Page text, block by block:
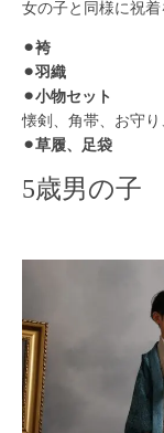
女の子と同様に祝
⚫︎袴
⚫︎羽織
⚫︎小物セット
懐剣、角帯、お守
⚫︎草履、足袋
5歳男の子